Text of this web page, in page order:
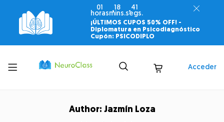
01
horas
18
mins.
40
segs.
¡ÚLTIMOS CUPOS 50% OFF! -
Diplomatura en Psicodiagnóstico
Cupón: PSICODIPLO
Toggle
menu
Acceder
Author: Jazmín Loza